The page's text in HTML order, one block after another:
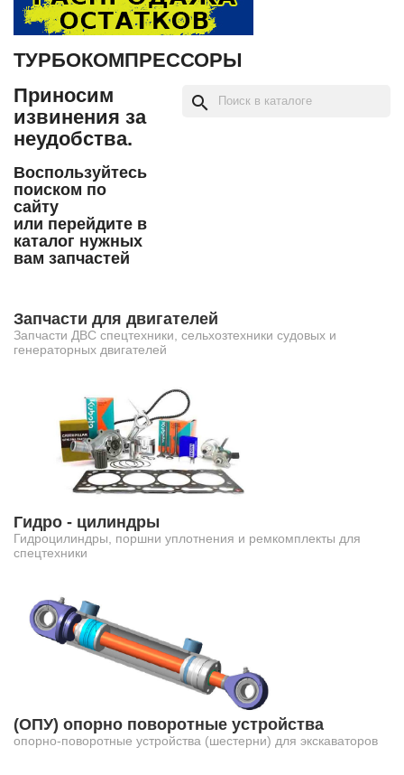
ТУРБОКОМПРЕССОРЫ
Приносим
извинения за
неудобства.
Воспользуйтесь
поиском по
сайту
или перейдите в
каталог нужных
вам запчастей
search
Запчасти для двигателей
Запчасти ДВС спецтехники, сельхозтехники судовых и
генераторных двигателей
Гидро - цилиндры
Гидроцилиндры, поршни уплотнения и ремкомплекты для
спецтехники
(ОПУ) опорно поворотные устройства
опорно-поворотные устройства (шестерни) для экскаваторов